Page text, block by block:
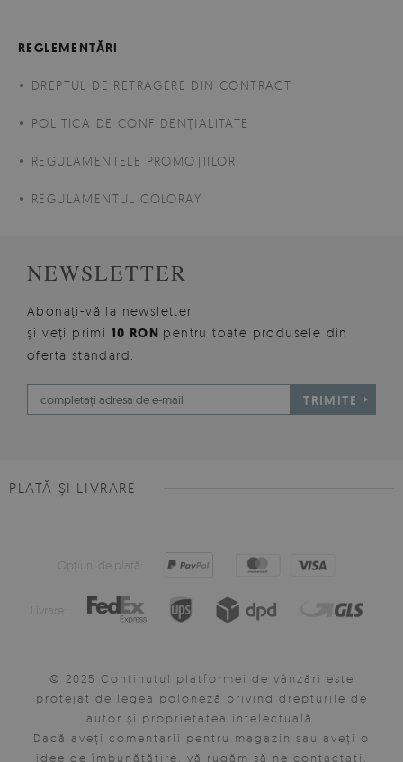
REGLEMENTĂRI
DREPTUL DE RETRAGERE DIN CONTRACT
POLITICA DE CONFIDENŢIALITATE
REGULAMENTELE PROMOȚIILOR
REGULAMENTUL COLORAY
NEWSLETTER
Abonați-vă la newsletter
și veți primi 10 RON pentru toate produsele din
oferta standard.
TRIMITE
PLATĂ ȘI LIVRARE
Opţiuni de plată:
Livrare:
© 2025 Conținutul platformei de vânzări este
protejat de legea poloneză privind drepturile de
autor și proprietatea intelectuală.
Dacă aveți comentarii pentru magazin sau aveți o
idee de îmbunătățire, vă rugăm să ne contactați.